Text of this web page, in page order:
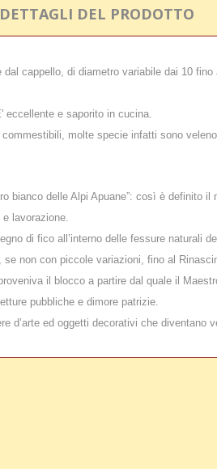
DETTAGLI DEL PRODOTTO
cappello, di diametro variabile dai 10
e saporito in cucina.
molte specie infatti sono
bianco delle Alpi Apuane”: così è definito
lavorazione.
di fico all’interno delle fessure naturali
non con piccole variazioni, fino al
il blocco a partire dal quale il
pubbliche e dimore patrizie.
ed oggetti decorativi che diventano